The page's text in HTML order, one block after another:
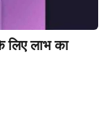
लाभ का